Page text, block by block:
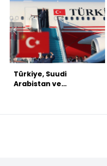
Türkiye, Suudi
Arabistan ve